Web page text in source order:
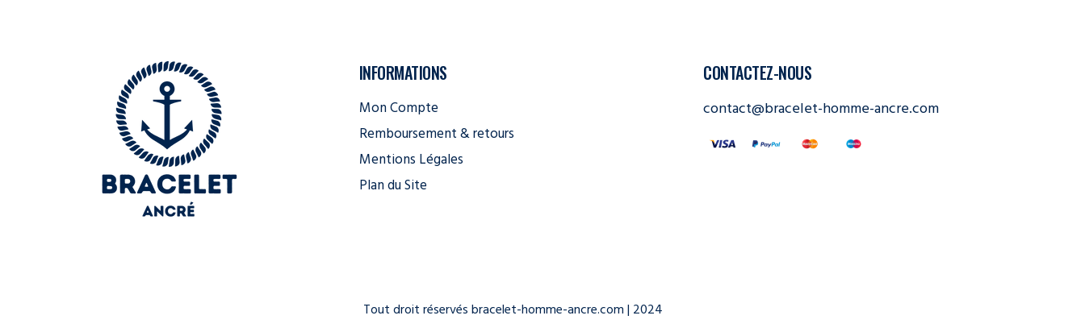
INFORMATIONS
Mon Compte
Remboursement & retours
Mentions Légales
Plan du Site
CONTACTEZ-NOUS
contact@bracelet-homme-ancre.com
Tout droit réservés bracelet-homme-ancre.com | 2024